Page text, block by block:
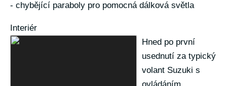
- chybějící paraboly pro pomocná dálková světla
Interiér
Hned po první
usednutí za typický
volant Suzuki s